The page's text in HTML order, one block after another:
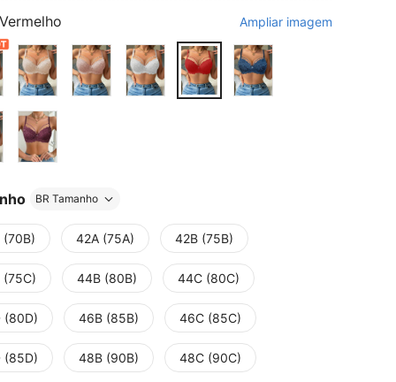
Vermelho Ampliar imagem
BR Tamanho
(70B) 42A (75A) 42B (75B)
(75C) 44B (80B) 44C (80C)
(80D) 46B (85B) 46C (85C)
(85D) 48B (90B) 48C (90C)